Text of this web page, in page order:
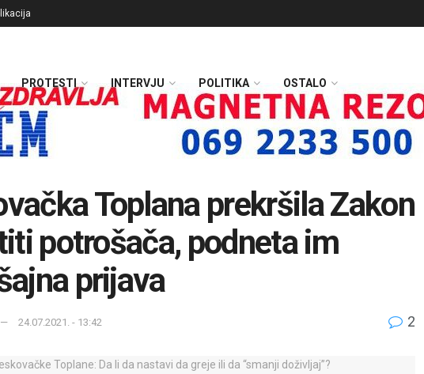
PROTESTI INTERVJU POLITIKA OSTALO
Toplana prekršila Zakon
potrošača, podneta im
prijava
24.07.2021. - 13:42 2